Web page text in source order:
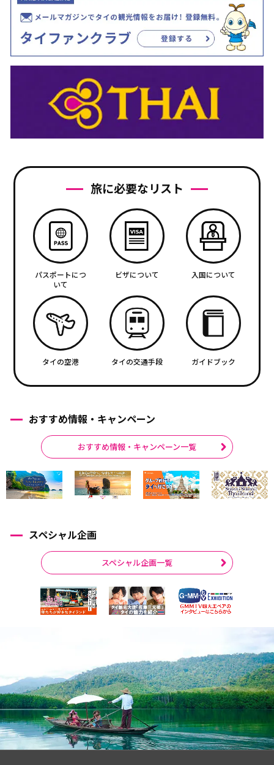
旅に必要なリスト
パスポートにつ
いて
ビザについて 入国について
タイの空港 タイの交通手段 ガイドブック
おすすめ情報・キャンペーン
おすすめ情報・キャンペーン一覧
スペシャル企画
スペシャル企画一覧